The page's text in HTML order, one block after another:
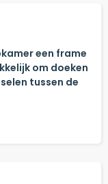
een frame
om doeken
tussen de